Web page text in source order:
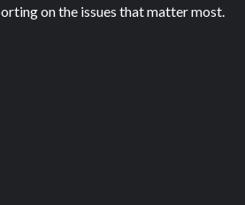
on the issues that matter most.